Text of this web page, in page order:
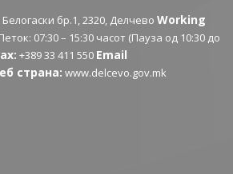
бр.1, 2320, ДелчевоWorking
07:30 – 15:30 часот (Пауза од 10:30 до
+389 33 411 550 Email
страна: www.delcevo.gov.mk